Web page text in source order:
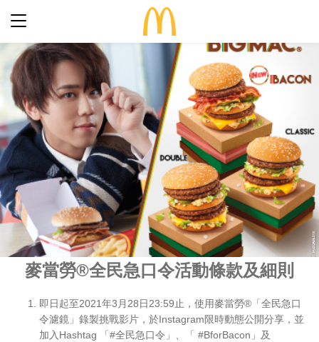
搜尋
餐廳地址
English
最新優惠
食得滋味
完整菜單
期間限定
食品知多點
早餐「滋」多點
24小時麥麥送
生日派對
關於麥當勞
歷史
麥當勞親子會®
屢獲殊榮
訊息發布
加入我們
麥當勞®全民急口令活動條款及細則
即日起至2021年3月28日23:59止，使用麥當勞®「全民急口
令濾鏡」錄製挑戰影片，於Instagram限時動態公開分享，並
加入Hashtag 「#全民急口令」、「 #BforBacon」及